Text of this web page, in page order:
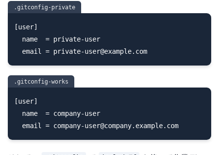
.gitconfig-private
[user]
  name  = private-user
  email = private-user@example.com
.gitconfig-works
[user]
  name  = company-user
  email = company-user@company.example.com